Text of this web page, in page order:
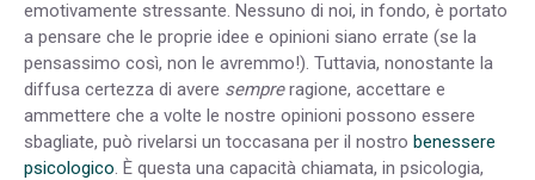
emotivamente stressante. Nessuno di noi, in fondo, è portato
a pensare che le proprie idee e opinioni siano errate (se la
pensassimo così, non le avremmo!). Tuttavia, nonostante la
diffusa certezza di avere sempreragione, accettare e
ammettere che a volte le nostre opinioni possono essere
sbagliate, può rivelarsi un toccasana per il nostro benessere
psicologico. È questa una capacità chiamata, in psicologia,